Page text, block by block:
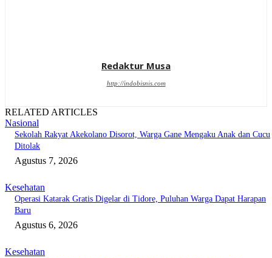
Redaktur Musa
http://indobisnis.com
RELATED ARTICLES
Nasional
Sekolah Rakyat Akekolano Disorot, Warga Gane Mengaku Anak dan Cucu
Ditolak
Agustus 7, 2026
Kesehatan
Operasi Katarak Gratis Digelar di Tidore, Puluhan Warga Dapat Harapan
Baru
Agustus 6, 2026
Kesehatan